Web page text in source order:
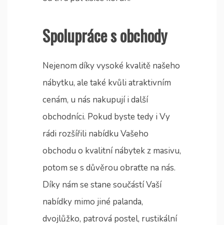
Spolupráce s obchody
Nejenom díky vysoké kvalitě našeho
nábytku, ale také kvůli atraktivním
cenám, u nás nakupují i další
obchodníci. Pokud byste tedy i Vy
rádi rozšířili nabídku Vašeho
obchodu o kvalitní nábytek z masivu,
potom se s důvěrou obraťte na nás.
Díky nám se stane součástí Vaší
nabídky mimo jiné palanda,
dvojlůžko, patrová postel, rustikální